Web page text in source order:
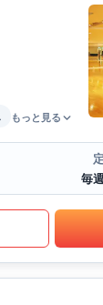
もっと見る
毎